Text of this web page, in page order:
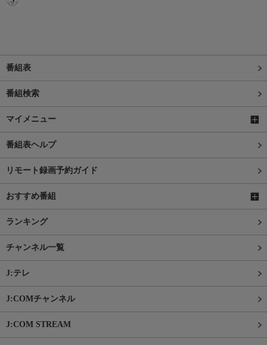
番組表
番組検索
マイメニュー
番組表ヘルプ
リモート録画予約ガイド
おすすめ番組
ランキング
チャンネル一覧
J:テレ
J:COMチャンネル
J:COM STREAM